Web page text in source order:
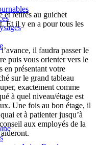
et retirés au guichet
Et il y en a pour tous les
il faudra passer le
puis vous orienter vers le
en présentant votre
sur le grand tableau
exactement comme
à quel niveau/étage est
Une fois au bon étage, il
et à patienter jusqu’à
aux employés de la